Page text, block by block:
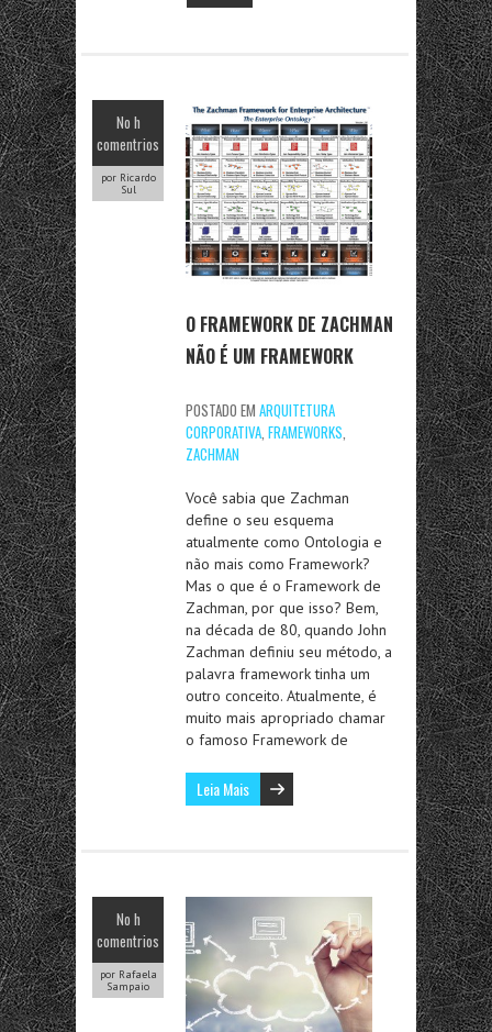
No h
comentrios
por Ricardo
Sul
O FRAMEWORK DE ZACHMAN
NÃO É UM FRAMEWORK
POSTADO EM ARQUITETURA
CORPORATIVA, FRAMEWORKS,
ZACHMAN
Você sabia que Zachman
define o seu esquema
atualmente como Ontologia e
não mais como Framework?
Mas o que é o Framework de
Zachman, por que isso? Bem,
na década de 80, quando John
Zachman definiu seu método, a
palavra framework tinha um
outro conceito. Atualmente, é
muito mais apropriado chamar
o famoso Framework de
Leia Mais
No h
comentrios
por Rafaela
Sampaio